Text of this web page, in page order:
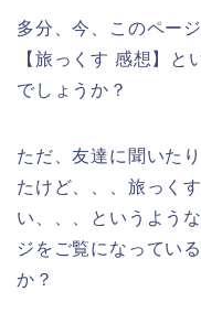
多分、今、このペー
【旅っくす 感想】と
でしょうか？
ただ、友達に聞いた
たけど、、、旅っく
い、、、というよう
ジをご覧になってい
か？